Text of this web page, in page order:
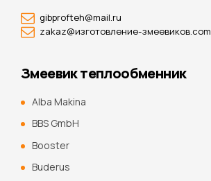
gibprofteh@mail.ru
zakaz@изготовление-змеевиков.com
Змеевик теплообменник
Alba Makina
BBS GmbH
Booster
Buderus